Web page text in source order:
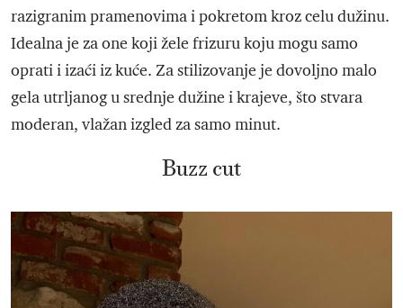
razigranim pramenovima i pokretom kroz celu dužinu.
Idealna je za one koji žele frizuru koju mogu samo
oprati i izaći iz kuće. Za stilizovanje je dovoljno malo
gela utrljanog u srednje dužine i krajeve, što stvara
moderan, vlažan izgled za samo minut.
Buzz cut